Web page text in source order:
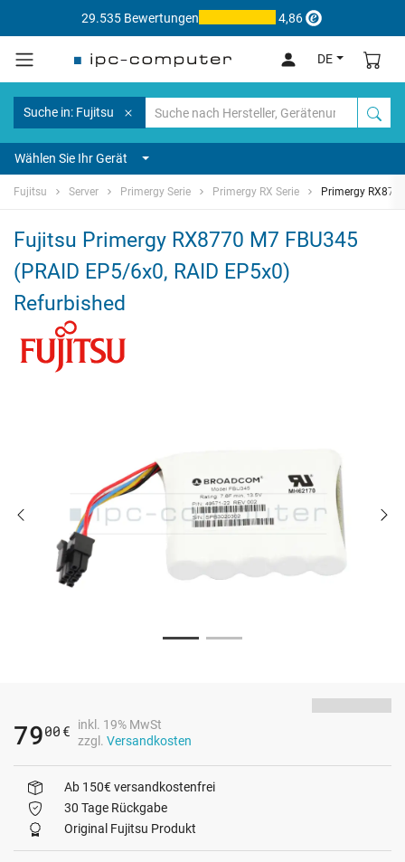
29.535 Bewertungen 4,86
DE
Suche in: Fujitsu
Wählen Sie Ihr Gerät
Fujitsu Server Primergy Serie Primergy RX Serie Primergy
Fujitsu Primergy RX8770 M7 FBU345
(PRAID EP5/6x0, RAID EP5x0)
Refurbished
7900 €
inkl. 19% MwSt
zzgl. Versandkosten
Ab 150€ versandkostenfrei
30 Tage Rückgabe
Original Fujitsu Produkt